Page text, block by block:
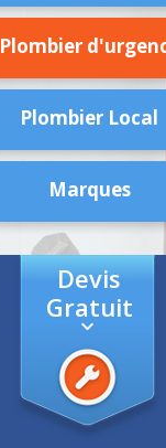
Plombier
Plombier Local
Marques
Devis
Gratuit